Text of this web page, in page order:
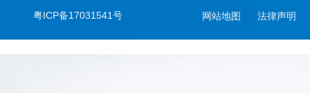
粤ICP备17031541号 网站地图 法律声明